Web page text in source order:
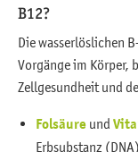
B12?
Die wasserlöslichen
Vorgänge im Körper,
Zellgesundheit und
Folsäure und
Erbsubstanz